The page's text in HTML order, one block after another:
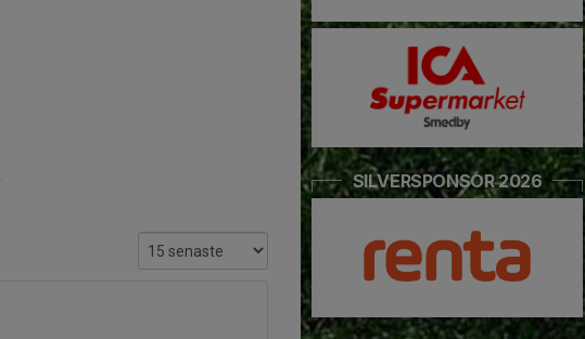
SILVERSPONSOR 2026